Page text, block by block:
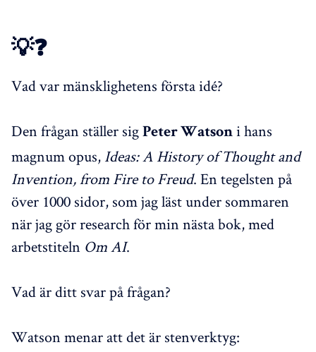
💡❓
Vad var mänsklighetens första idé?
Den frågan ställer sig Peter Watson i hans
magnum opus, Ideas: A History of Thought and
Invention, from Fire to Freud. En tegelsten på
över 1000 sidor, som jag läst under sommaren
när jag gör research för min nästa bok, med
arbetstiteln Om AI.
Vad är ditt svar på frågan?
Watson menar att det är stenverktyg: